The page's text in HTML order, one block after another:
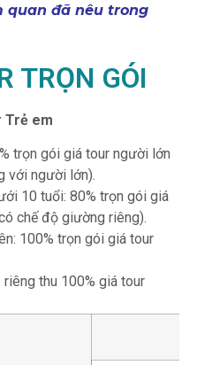
quan đã nêu trong
TRỌN GÓI
Trẻ em
trọn gói giá tour người lớn
với người lớn).
10 tuổi: 80% trọn gói giá
chế độ giường riêng).
100% trọn gói giá tour
thu 100% giá tour